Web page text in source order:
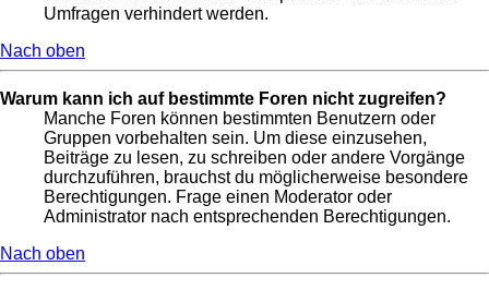
Umfragen verhindert werden.
Nach oben
Warum kann ich auf bestimmte Foren nicht zugreifen?
Manche Foren können bestimmten Benutzern oder
Gruppen vorbehalten sein. Um diese einzusehen,
Beiträge zu lesen, zu schreiben oder andere Vorgänge
durchzuführen, brauchst du möglicherweise besondere
Berechtigungen. Frage einen Moderator oder
Administrator nach entsprechenden Berechtigungen.
Nach oben